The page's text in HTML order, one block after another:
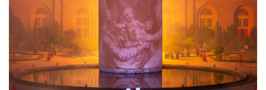
PORTFOLIOS
HISTOIRE(S)
LES +
ABONNEMENT GRATUIT AU MAGAZINE